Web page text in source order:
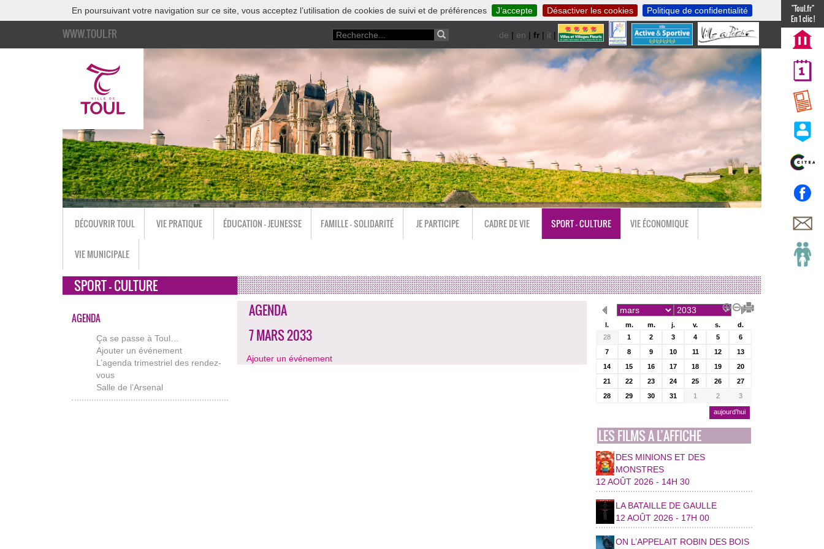
En poursuivant votre navigation sur ce site, vous acceptez l’utilisation de cookies de suivi et de préférences J’accepte Désactiver les cookies Politique de confidentialité
WWW.TOUL.FR de | en | fr | it |nl
"Toul.fr"
En 1 clic !
DÉCOUVRIR TOUL VIE PRATIQUE ÉDUCATION - JEUNESSE FAMILLE - SOLIDARITÉ JE PARTICIPE CADRE DE VIE SPORT - CULTURE VIE ÉCONOMIQUE
VIE MUNICIPALE
SPORT - CULTURE
AGENDA
Ça se passe à Toul…
Ajouter un événement
L’agenda trimestriel des rendez-
vous
Salle de l’Arsenal
AGENDA
7 MARS 2033
Ajouter un événement
l. m. m. j. v. s.
d.
28
1 2 3 4 5
6
7
8 9 10 11 12
13
14
15 16 17 18 19
20
21
22 23 24 25 26
27
28
29 30 31 1 2 3
aujourd’hui
LES FILMS A L’AFFICHE
DES MINIONS ET DES
MONSTRES
12 AOÛT 2026 - 14H 30
LA BATAILLE DE GAULLE
12 AOÛT 2026 - 17H 00
ON L’APPELAIT ROBIN DES BOIS